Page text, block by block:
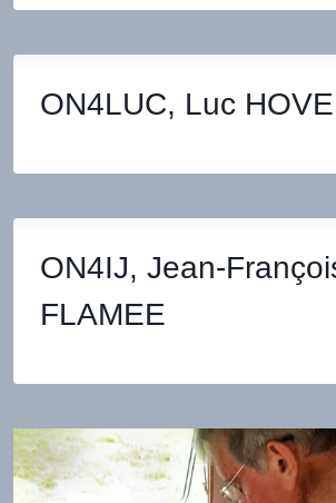
ON4LUC, Luc
ON4IJ, Jean-
FLAMEE